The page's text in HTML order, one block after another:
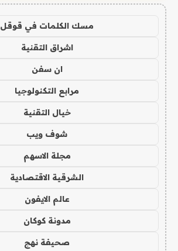
مسك الكلمات في قوقل
اشراق التقنية
ان سفن
مرابع التكنولوجيا
خيال التقنية
شوف ويب
مجلة الاسهم
الشرقية الاقتصادية
عالم الايفون
مدونة كوكان
صحيفة نهج